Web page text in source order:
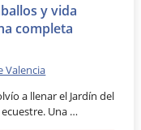
y vida
completa
Valencia
a llenar el Jardín del
Una …